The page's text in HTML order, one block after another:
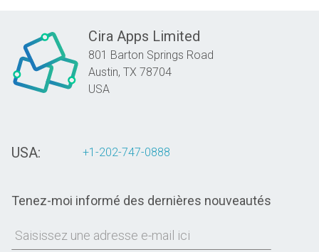
Cira Apps Limited
801 Barton Springs Road
Austin, TX 78704
USA
USA: +1-202-747-0888
Tenez-moi informé des dernières nouveautés